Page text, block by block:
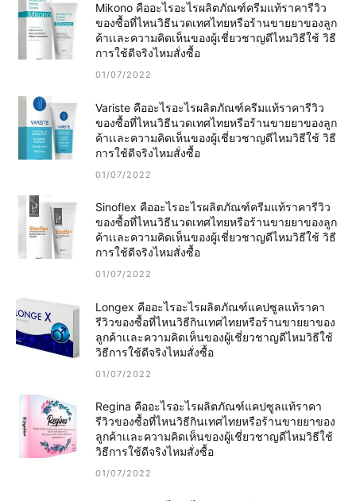
Mikono คืออะไรอะไรผลิตภัณฑ์ครีมแท้ราคารีวิว
ของซื้อที่ไหนวิธีนวดเทศไทยหรือร้านขายยาของลูก
ค้าเเละความคิดเห็นของผู้เชี่ยวชาญดีไหมวิธีใช้ วิธี
การใช้ดีจริงไหมสั่งซื้อ
01/07/2022
Variste คืออะไรอะไรผลิตภัณฑ์ครีมแท้ราคารีวิว
ของซื้อที่ไหนวิธีนวดเทศไทยหรือร้านขายยาของลูก
ค้าเเละความคิดเห็นของผู้เชี่ยวชาญดีไหมวิธีใช้ วิธี
การใช้ดีจริงไหมสั่งซื้อ
01/07/2022
Sinoflex คืออะไรอะไรผลิตภัณฑ์ครีมแท้ราคารีวิว
ของซื้อที่ไหนวิธีนวดเทศไทยหรือร้านขายยาของลูก
ค้าเเละความคิดเห็นของผู้เชี่ยวชาญดีไหมวิธีใช้ วิธี
การใช้ดีจริงไหมสั่งซื้อ
01/07/2022
Longex คืออะไรอะไรผลิตภัณฑ์แคปซูลแท้ราคา
รีวิวของซื้อที่ไหนวิธีกินเทศไทยหรือร้านขายยาของ
ลูกค้าเเละความคิดเห็นของผู้เชี่ยวชาญดีไหมวิธีใช้
วิธีการใช้ดีจริงไหมสั่งซื้อ
01/07/2022
Regina คืออะไรอะไรผลิตภัณฑ์แคปซูลแท้ราคา
รีวิวของซื้อที่ไหนวิธีกินเทศไทยหรือร้านขายยาของ
ลูกค้าเเละความคิดเห็นของผู้เชี่ยวชาญดีไหมวิธีใช้
วิธีการใช้ดีจริงไหมสั่งซื้อ
01/07/2022